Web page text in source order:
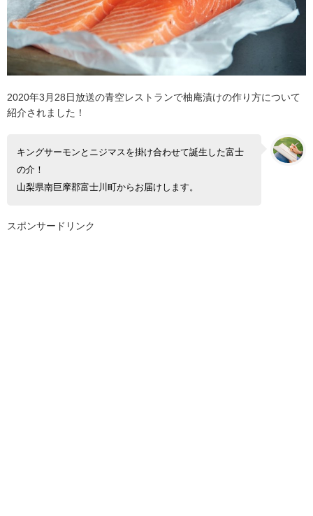
2020年3月28日放送の青空レストランで柚庵漬けの作り方について
紹介されました！
キングサーモンとニジマスを掛け合わせて誕生した富士
の介！
山梨県南巨摩郡富士川町からお届けします。
スポンサードリンク